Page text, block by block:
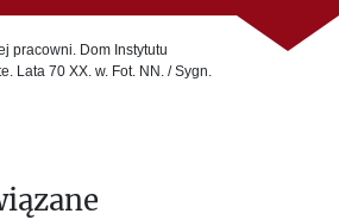
Кассандри
„ордену польськості”
pracowni. Dom Instytutu
Lata 70 XX. w. Fot. NN. / Sygn.